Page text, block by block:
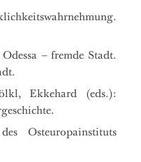
– fremde Stadt.
Ekkehard (eds.):
Osteuropainstituts